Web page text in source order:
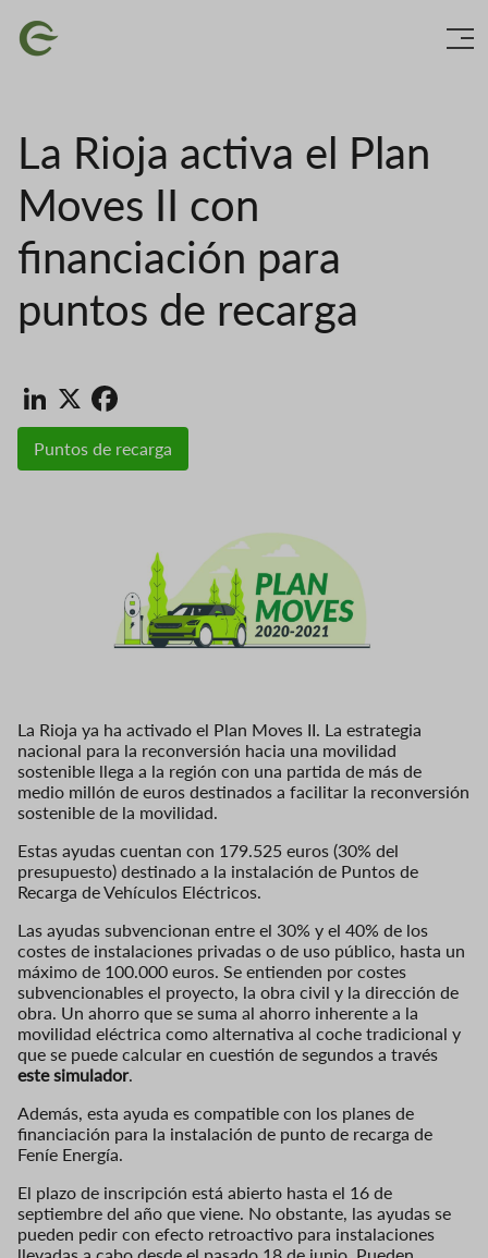
Imaxe
La Rioja activa el Plan
Moves II con
financiación para
puntos de recarga
LinkedIn
X
Puntos de recarga
La Rioja ya ha activado el Plan Moves II. La estrategia
nacional para la reconversión hacia una movilidad
sostenible llega a la región con una partida de más de
medio millón de euros destinados a facilitar la reconversión
sostenible de la movilidad.
Estas ayudas cuentan con 179.525 euros (30% del
presupuesto) destinado a la instalación de Puntos de
Recarga de Vehículos Eléctricos.
Las ayudas subvencionan entre el 30% y el 40% de los
costes de instalaciones privadas o de uso público, hasta un
máximo de 100.000 euros. Se entienden por costes
subvencionables el proyecto, la obra civil y la dirección de
obra. Un ahorro que se suma al ahorro inherente a la
movilidad eléctrica como alternativa al coche tradicional y
que se puede calcular en cuestión de segundos a través
este simulador.
Además, esta ayuda es compatible con los planes de
financiación para la instalación de punto de recarga de
Feníe Energía.
El plazo de inscripción está abierto hasta el 16 de
septiembre del año que viene. No obstante, las ayudas se
pueden pedir con efecto retroactivo para instalaciones